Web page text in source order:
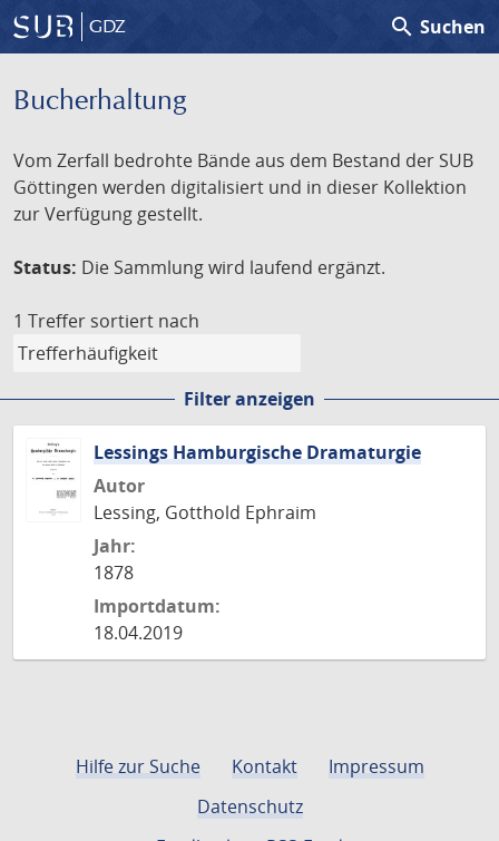
GDZ search Suchen
Bucherhaltung
Vom Zerfall bedrohte Bände aus dem Bestand der SUB
Göttingen werden digitalisiert und in dieser Kollektion
zur Verfügung gestellt.
Status: Die Sammlung wird laufend ergänzt.
1 Treffer sortiert nach
Filter anzeigen
Lessings Hamburgische Dramaturgie
Autor
Lessing, Gotthold Ephraim
Jahr:
1878
Importdatum:
18.04.2019
Hilfe zur Suche Kontakt
Impressum
Datenschutz